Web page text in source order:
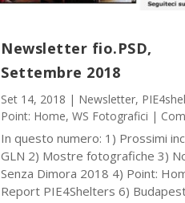
Newsletter fio.PSD,
Settembre 2018
Set 14, 2018 | Newsletter,
Point: Home,WS Fotografici |
In questo numero: 1) Prossimi
GLN 2) Mostre fotografiche 3)
Senza Dimora 2018 4) Point:
Report PIE4Shelters 6)